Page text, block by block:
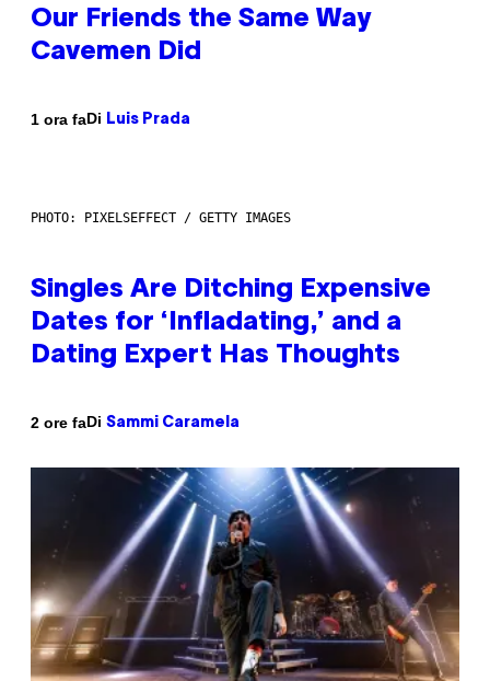
Our Friends the Same Way
Cavemen Did
1 ora faDi Luis Prada
PHOTO: PIXELSEFFECT / GETTY IMAGES
Singles Are Ditching Expensive
Dates for ‘Infladating,’ and a
Dating Expert Has Thoughts
2 ore faDi Sammi Caramela